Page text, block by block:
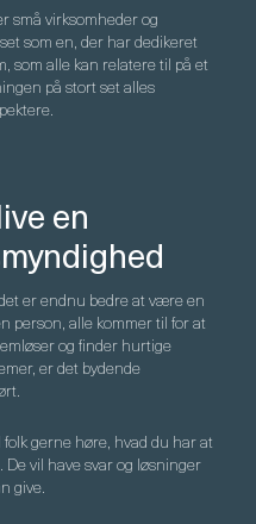
små virksomheder og
som en, der har dedikeret
som alle kan relatere til på et
på stort set alles
en
er endnu bedre at være en
person, alle kommer til for at
og finder hurtige
er det bydende
gerne høre, hvad du har at
De vil have svar og løsninger
give.